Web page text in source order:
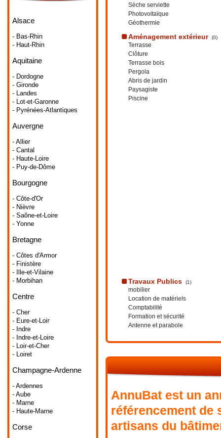
Alsace
- Bas-Rhin
- Haut-Rhin
Aquitaine
- Dordogne
- Gironde
- Landes
- Lot-et-Garonne
- Pyrénées-Atlantiques
Auvergne
- Allier
- Cantal
- Haute-Loire
- Puy-de-Dôme
Bourgogne
- Côte-d'Or
- Nièvre
- Saône-et-Loire
- Yonne
Bretagne
- Côtes d'Armor
- Finistère
- Ille-et-Vilaine
- Morbihan
Centre
- Cher
- Eure-et-Loir
- Indre
- Indre-et-Loire
- Loir-et-Cher
- Loiret
Champagne-Ardenne
- Ardennes
- Aube
- Marne
- Haute-Marne
Corse
Sèche serviette
Photovoltaïque
Géothermie
Aménagement extérieur (0)
Terrasse
Clôture
Terrasse bois
Pergola
Abris de jardin
Paysagiste
Piscine
Travaux Publics (1)
mobilier
Location de matériels
Comptabilité
Formation et sécurité
Antenne et parabole
AnnuBat est un
référencement de
artisans du